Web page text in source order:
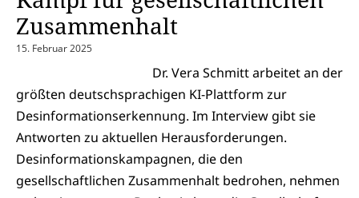
Zusammenhalt
15. Februar 2025
Dr. Vera Schmitt arbeitet an der
größten deutschsprachigen KI-Plattform zur
Desinformationserkennung. Im Interview gibt sie
Antworten zu aktuellen Herausforderungen.
Desinformationskampagnen, die den
gesellschaftlichen Zusammenhalt bedrohen, nehmen